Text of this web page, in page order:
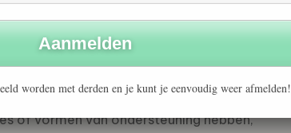
van ondersteuning door de overheid
voor projecten in andere
of vormen van ondersteuning hebben,
worden met derden en je kunt je eenvoudig weer afmelden!